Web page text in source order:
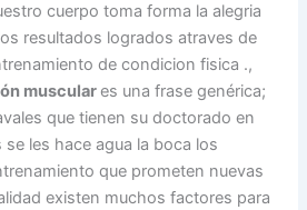
cuerpo toma forma la alegria
resultados logrados atraves de
de condicion fisica .,
musculares una frase genérica;
que tienen su doctorado en
les hace agua la boca los
que prometen nuevas
existen muchos factores para